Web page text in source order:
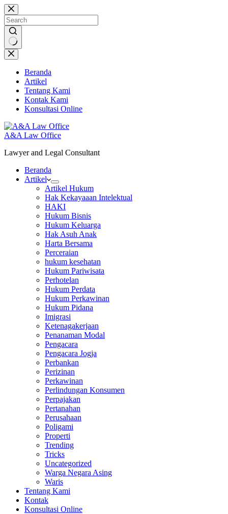
Skip
to
content
No
results
Beranda
Artikel
Tentang Kami
Kontak Kami
Konsultasi Online
A&A Law Office
Lawyer and Legal Consultant
Beranda
Artikel
Artikel Hukum
Hak Kekayaaan Intelektual
HAKI
Hukum Bisnis
Hukum Keluarga
Hak Asuh Anak
Harta Bersama
Perceraian
hukum kesehatan
Hukum Pariwisata
Perhotelan
Hukum Perdata
Hukum Perkawinan
Hukum Pidana
Imigrasi
Ketenagakerjaan
Penanaman Modal
Pengacara
Pengacara Jogja
Perbankan
Perizinan
Perkawinan
Perlindungan Konsumen
Perpajakan
Pertanahan
Perusahaan
Poligami
Properti
Trending
Tricks
Uncategorized
Warga Negara Asing
Waris
Tentang Kami
Kontak
Konsultasi Online